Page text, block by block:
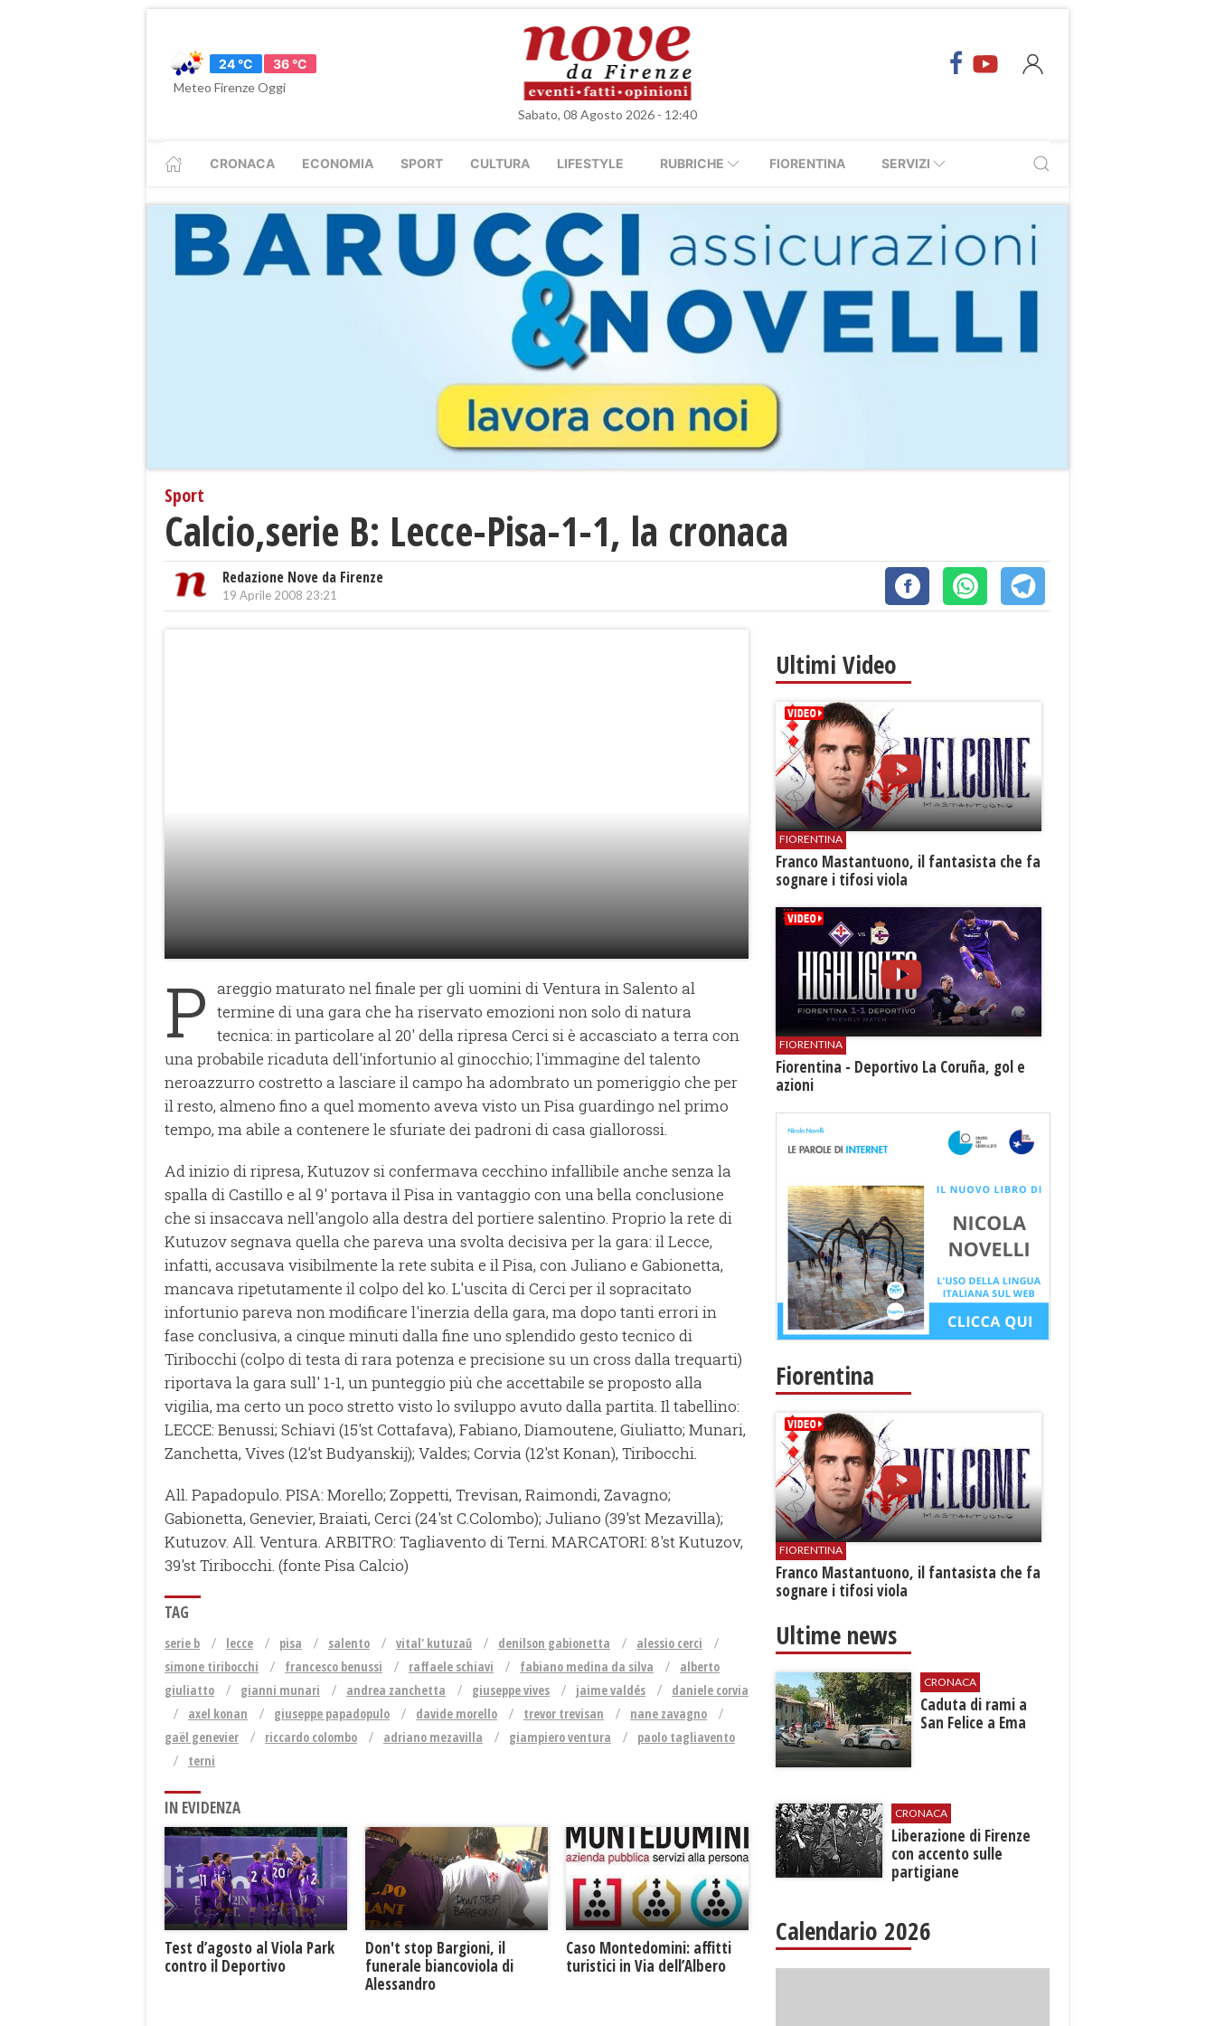
24 °C
36 °C
Meteo Firenze Oggi
Sabato, 08 Agosto 2026 - 12:40
CRONACA ECONOMIA SPORT CULTURA LIFESTYLE RUBRICHE FIORENTINA SERVIZI
Sport
Calcio,serie B: Lecce-Pisa-1-1, la cronaca
Redazione Nove da Firenze
19 Aprile 2008 23:21
P areggio maturato nel finale per gli uomini di Ventura in Salento al
termine di una gara che ha riservato emozioni non solo di natura
tecnica: in particolare al 20' della ripresa Cerci si è accasciato a terra con
una probabile ricaduta dell'infortunio al ginocchio; l'immagine del talento
neroazzurro costretto a lasciare il campo ha adombrato un pomeriggio che per
il resto, almeno fino a quel momento aveva visto un Pisa guardingo nel primo
tempo, ma abile a contenere le sfuriate dei padroni di casa giallorossi.
Ad inizio di ripresa, Kutuzov si confermava cecchino infallibile anche senza la
spalla di Castillo e al 9' portava il Pisa in vantaggio con una bella conclusione
che si insaccava nell'angolo alla destra del portiere salentino. Proprio la rete di
Kutuzov segnava quella che pareva una svolta decisiva per la gara: il Lecce,
infatti, accusava visibilmente la rete subita e il Pisa, con Juliano e Gabionetta,
mancava ripetutamente il colpo del ko. L'uscita di Cerci per il sopracitato
infortunio pareva non modificare l'inerzia della gara, ma dopo tanti errori in
fase conclusiva, a cinque minuti dalla fine uno splendido gesto tecnico di
Tiribocchi (colpo di testa di rara potenza e precisione su un cross dalla trequarti)
riportava la gara sull' 1-1, un punteggio più che accettabile se proposto alla
vigilia, ma certo un poco stretto visto lo sviluppo avuto dalla partita. Il tabellino:
LECCE: Benussi; Schiavi (15'st Cottafava), Fabiano, Diamoutene, Giuliatto; Munari,
Zanchetta, Vives (12'st Budyanskij); Valdes; Corvia (12'st Konan), Tiribocchi.
All. Papadopulo. PISA: Morello; Zoppetti, Trevisan, Raimondi, Zavagno;
Gabionetta, Genevier, Braiati, Cerci (24'st C.Colombo); Juliano (39'st Mezavilla);
Kutuzov. All. Ventura. ARBITRO: Tagliavento di Terni. MARCATORI: 8'st Kutuzov,
39'st Tiribocchi. (fonte Pisa Calcio)
TAG
serie b lecce pisa salento vital' kutuzaŭ denilson gabionetta
alessio cerci
simone tiribocchi
francesco benussi raffaele schiavi fabiano medina da silva
alberto
giuliatto
gianni munari andrea zanchetta giuseppe vives jaime valdés
daniele corvia
axel konan
giuseppe papadopulo davide morello trevor trevisan
nane zavagno
gaël genevier
riccardo colombo adriano mezavilla giampiero ventura
paolo tagliavento
terni
IN EVIDENZA
Test d’agosto al Viola Park
contro il Deportivo
Don't stop Bargioni, il
funerale biancoviola di
Alessandro
Caso Montedomini: affitti
turistici in Via dell’Albero
Ultimi Video
FIORENTINA
Franco Mastantuono, il fantasista che fa
sognare i tifosi viola
FIORENTINA
Fiorentina - Deportivo La Coruña, gol e
azioni
Fiorentina
FIORENTINA
Franco Mastantuono, il fantasista che fa
sognare i tifosi viola
Ultime news
CRONACA
Caduta di rami a
San Felice a Ema
CRONACA
Liberazione di Firenze
con accento sulle
partigiane
Calendario 2026